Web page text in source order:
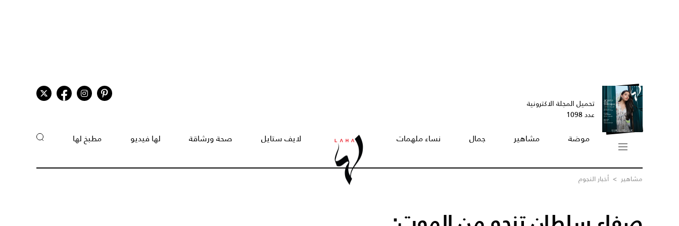
تحميل المجلة الاكترونية
عدد 1098
موضة مشاهير جمال نساء ملهمات لايف ستايل صحة ورشاقة لها فيديو مطبخ لها
مشاهير > أخبار النجوم